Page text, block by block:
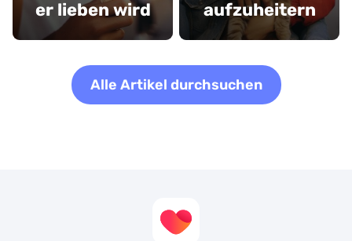
er lieben wird
aufzuheitern
Alle Artikel durchsuchen